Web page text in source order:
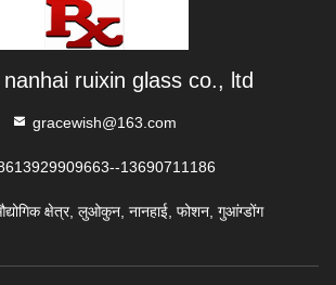
ruixin glass co., ltd
gracewish@163.com
13690711186
क्षेत्र, लुओकुन, नानहाई, फोशन, गुआंग्डोंग